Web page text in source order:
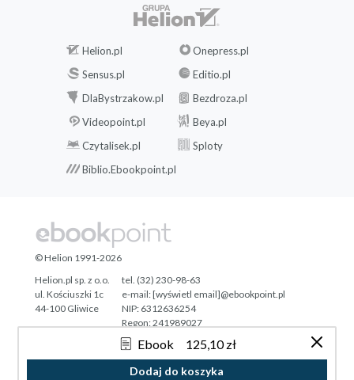
Ebook 125,10 zł
Dodaj do koszyka
Helion.pl
Onepress.pl
Sensus.pl
Editio.pl
DlaBystrzakow.pl
Bezdroza.pl
Videopoint.pl
Beya.pl
Czytalisek.pl
Sploty
Biblio.Ebookpoint.pl
Tonik.pl
© Helion 1991-2026
Helion.pl sp. z o.o.
ul. Kościuszki 1c
44-100 Gliwice
tel. (32) 230-98-63
e-mail:[wyświetl email]@ebookpoint.pl
NIP: 6312636254
Regon: 241989027